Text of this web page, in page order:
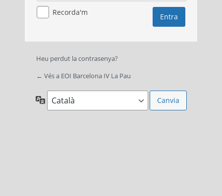
Recorda'm
Heu perdut la contrasenya?
← Vés a EOI Barcelona IV La Pau
Idioma